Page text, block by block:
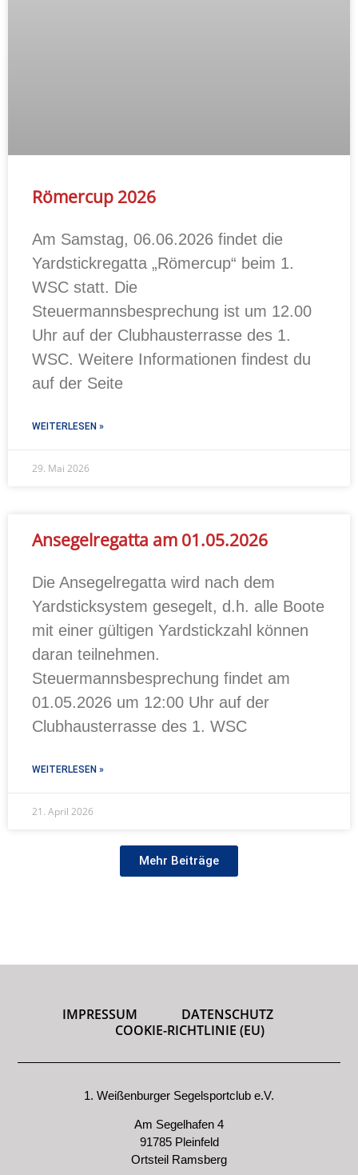
Römercup 2026
Am Samstag, 06.06.2026 findet die
Yardstickregatta „Römercup“ beim 1.
WSC statt. Die
Steuermannsbesprechung ist um 12.00
Uhr auf der Clubhausterrasse des 1.
WSC. Weitere Informationen findest du
auf der Seite
WEITERLESEN »
29. Mai 2026
Ansegelregatta am 01.05.2026
Die Ansegelregatta wird nach dem
Yardsticksystem gesegelt, d.h. alle Boote
mit einer gültigen Yardstickzahl können
daran teilnehmen.
Steuermannsbesprechung findet am
01.05.2026 um 12:00 Uhr auf der
Clubhausterrasse des 1. WSC
WEITERLESEN »
21. April 2026
Mehr Beiträge
IMPRESSUM
DATENSCHUTZ
COOKIE-RICHTLINIE (EU)
1. Weißenburger Segelsportclub e.V.
Am Segelhafen 4
91785 Pleinfeld
Ortsteil Ramsberg